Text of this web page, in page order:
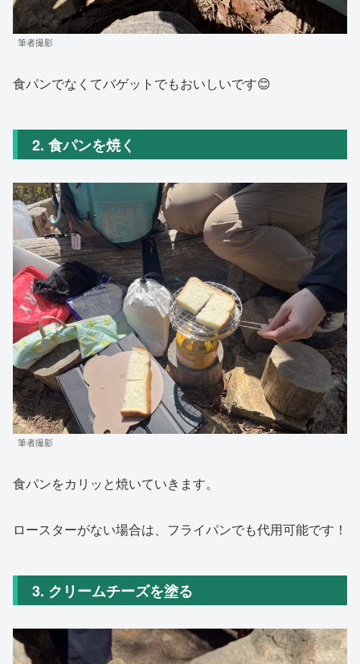
筆者撮影
食パンでなくてバゲットでもおいしいです😊
2. 食パンを焼く
筆者撮影
食パンをカリッと焼いていきます。
ロースターがない場合は、フライパンでも代用可能です！
3. クリームチーズを塗る